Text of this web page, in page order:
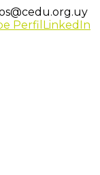
Perfil LinkedIn